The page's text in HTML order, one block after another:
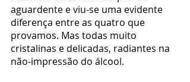
aguardente e viu-se uma evidente
diferença entre as quatro que
provamos. Mas todas muito
cristalinas e delicadas, radiantes na
não-impressão do álcool.